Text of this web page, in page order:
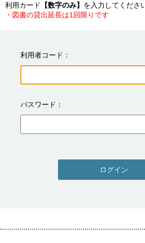
利用カード
【数字のみ】
・図書の貸出延長は1回限りです
利用者コード
パスワード
ログイン